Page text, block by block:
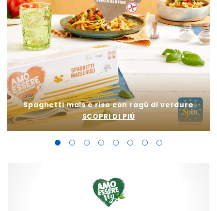
Spaghetti mais e riso con ragù di verdure
SCOPRI DI PIÙ